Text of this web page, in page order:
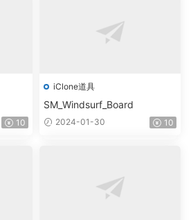
10
iClone道具
SM_Windsurf_Board
2024-01-30 10